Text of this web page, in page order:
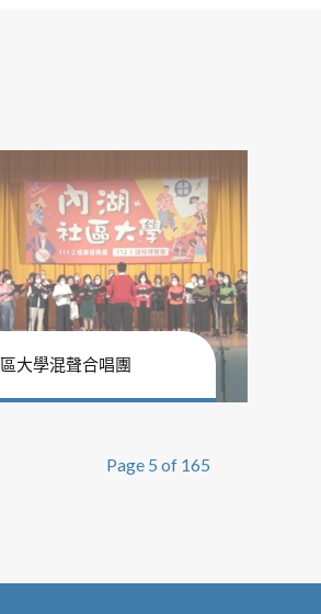
大學混聲合唱團
Page 5 of 165